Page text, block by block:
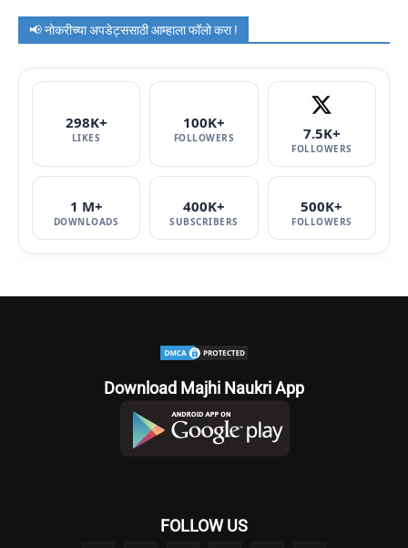
📢 नोकरीच्या अपडेट्ससाठी आम्हाला फॉलो करा !
298K+
LIKES
100K+
FOLLOWERS 7.5K+
FOLLOWERS
1 M+
DOWNLOADS
400K+
SUBSCRIBERS
500K+
FOLLOWERS
Download Majhi Naukri App
FOLLOW US